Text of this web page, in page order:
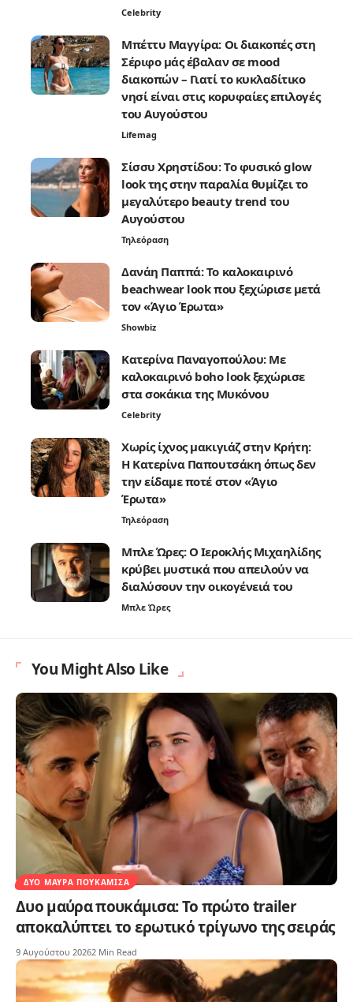
Celebrity
Μπέττυ Μαγγίρα: Οι διακοπές στη
Σέριφο μάς έβαλαν σε mood
διακοπών – Γιατί το κυκλαδίτικο
νησί είναι στις κορυφαίες επιλογές
του Αυγούστου
Lifemag
Σίσσυ Χρηστίδου: Το φυσικό glow
look της στην παραλία θυμίζει το
μεγαλύτερο beauty trend του
Αυγούστου
Τηλεόραση
Δανάη Παππά: Το καλοκαιρινό
beachwear look που ξεχώρισε μετά
τον «Άγιο Έρωτα»
Showbiz
Κατερίνα Παναγοπούλου: Με
καλοκαιρινό boho look ξεχώρισε
στα σοκάκια της Μυκόνου
Celebrity
Χωρίς ίχνος μακιγιάζ στην Κρήτη:
Η Κατερίνα Παπουτσάκη όπως δεν
την είδαμε ποτέ στον «Άγιο
Έρωτα»
Τηλεόραση
Μπλε Ώρες: Ο Ιεροκλής Μιχαηλίδης
κρύβει μυστικά που απειλούν να
διαλύσουν την οικογένειά του
Μπλε Ώρες
You Might Also Like
ΔΥΟ ΜΑΎΡΑ ΠΟΥΚΆΜΙΣΑ
Δυο μαύρα πουκάμισα: Το πρώτο trailer
αποκαλύπτει το ερωτικό τρίγωνο της σειράς
9 Αυγούστου 20262 Min Read